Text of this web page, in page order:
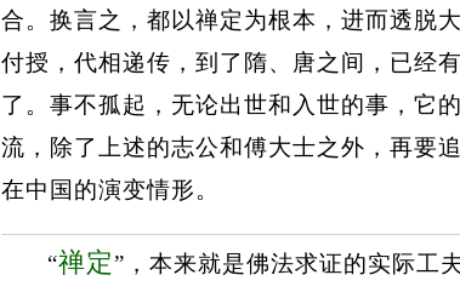
合。换言之，都以禅定为根本，进而透脱
付授，代相递传，到了隋、唐之间，已经
了。事不孤起，无论出世和入世的事，它
流，除了上述的志公和傅大士之外，再要
在中国的演变情形。
“禅定”，本来就是佛法求证的实际工